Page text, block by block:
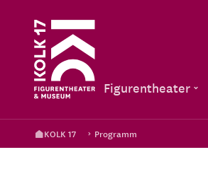
Figurentheater
KOLK 17 Programm